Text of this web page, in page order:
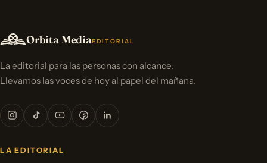
Orbita MediaEDITORIAL
La editorial para las personas con alcance.
Llevamos las voces de hoy al papel del mañana.
LA EDITORIAL